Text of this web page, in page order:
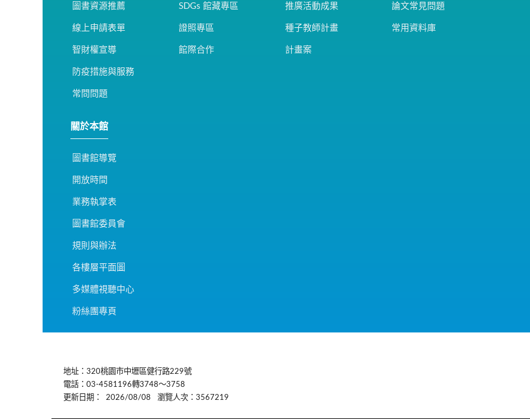
圖書資源推薦
線上申請表單
智財權宣導
防疫措施與服務
常問問題
SDGs 館藏專區
證照專區
館際合作
推廣活動成果
種子教師計畫
計畫案
論文常見問題
常用資料庫
關於本館
圖書館導覽
開放時間
業務執掌表
圖書館委員會
規則與辦法
各樓層平面圖
多媒體視聽中心
粉絲團專頁
地址：320桃園市中壢區健行路229號
電話：03-4581196轉3748～3758
更新日期：
2026/08/08 瀏覽人次：3567219